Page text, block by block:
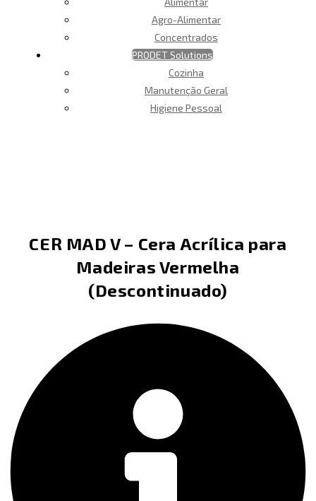
Agro-Alimentar
Concentrados
PRODET Solutions
Cozinha
Manutenção Geral
Higiene Pessoal
CER MAD V – Cera Acrílica para
Madeiras Vermelha
(Descontinuado)